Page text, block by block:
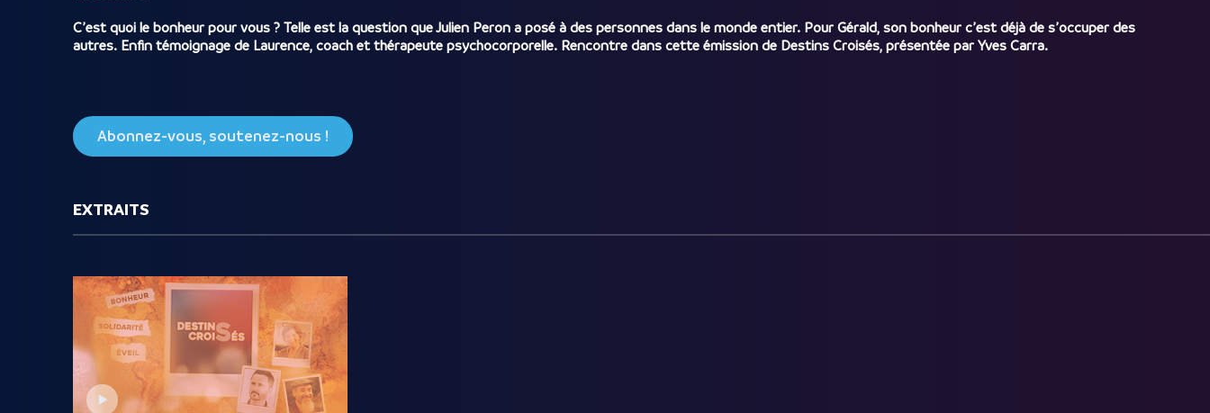
C’est quoi le bonheur pour vous ? Telle est la question que Julien Peron a posé à des personnes dans le monde entier. Pour Gérald, son bonheur c’est déjà de s’occuper des
autres. Enfin témoignage de Laurence, coach et thérapeute psychocorporelle. Rencontre dans cette émission de Destins Croisés, présentée par Yves Carra.
Abonnez-vous, soutenez-nous !
EXTRAITS